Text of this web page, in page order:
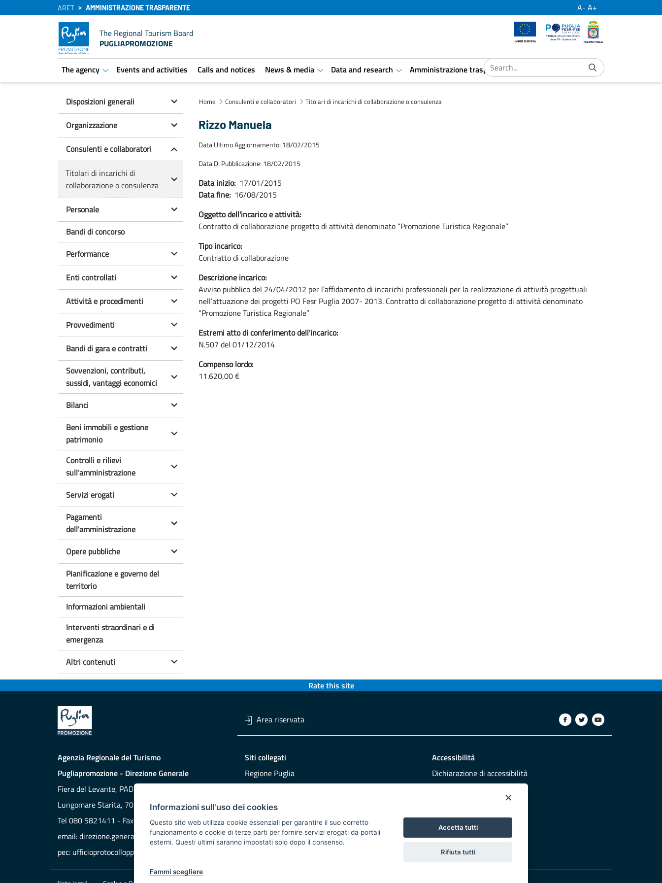
×
Informazioni sull'uso dei cookies
Questo sito web utilizza cookie essenziali per garantire il suo corretto
funzionamento e cookie di terze parti per fornire servizi erogati da portali
esterni. Questi ultimi saranno impostati solo dopo il consenso.
Fammi scegliere
Accetta tutti
Rifiuta tutti
ARET AMMINISTRAZIONE TRASPARENTE A- A+
The Regional Tourism Board
PUGLIAPROMOZIONE
European UnionPor Puglia
The agency
aret.open.submenu
Events and activities Calls and notices News & media
aret.open.submenu
Data and research
aret.open.submenu
Amministrazione trasparente
aret.open.submenu
Disposizioni generali
Organizzazione
Consulenti e collaboratori
Titolari di incarichi di
collaborazione o consulenza
Personale
Bandi di concorso
Performance
Enti controllati
Attività e procedimenti
Provvedimenti
Bandi di gara e contratti
Sovvenzioni, contributi,
sussidi, vantaggi economici
Bilanci
Beni immobili e gestione
patrimonio
Controlli e rilievi
sull'amministrazione
Servizi erogati
Pagamenti
dell'amministrazione
Opere pubbliche
Pianificazione e governo del
territorio
Informazioni ambientali
Interventi straordinari e di
emergenza
Altri contenuti
Home Consulenti e collaboratori Titolari di incarichi di collaborazione o consulenza
Rizzo Manuela
Data Ultimo Aggiornamento: 18/02/2015
Data Di Pubblicazione: 18/02/2015
Data inizio: 17/01/2015
Data fine: 16/08/2015
Oggetto dell'incarico e attività:
Contratto di collaborazione progetto di attività denominato “Promozione Turistica Regionale”
Tipo incarico:
Contratto di collaborazione
Descrizione incarico:
Avviso pubblico del 24/04/2012 per l’affidamento di incarichi professionali per la realizzazione di attività progettuali
nell’attuazione dei progetti PO Fesr Puglia 2007- 2013. Contratto di collaborazione progetto di attività denominato
“Promozione Turistica Regionale”
Estremi atto di conferimento dell'incarico:
N.507 del 01/12/2014
Compenso lordo:
11.620,00 €
Rate this site
Area riservata
Agenzia Regionale del Turismo
Pugliapromozione - Direzione Generale
Fiera del Levante, PAD. 172
Lungomare Starita, 70132 BARI
Tel 080 5821411 - Fax 080 5821429
email:direzione.generale@aret.regione.puglia.it
pec: ufficioprotocollopp@pec.it
Siti collegati
Regione Puglia
DMS Puglia
Buy Puglia
Accessibilità
Dichiarazione di accessibilità
Responsabili pubblicazione